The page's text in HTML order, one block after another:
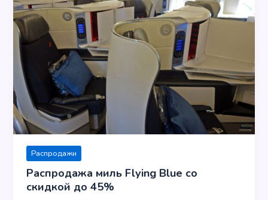
Распродажи
Распродажа миль Flying Blue со
скидкой до 45%